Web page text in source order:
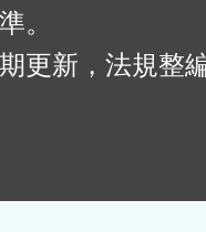
。
更新，法規整